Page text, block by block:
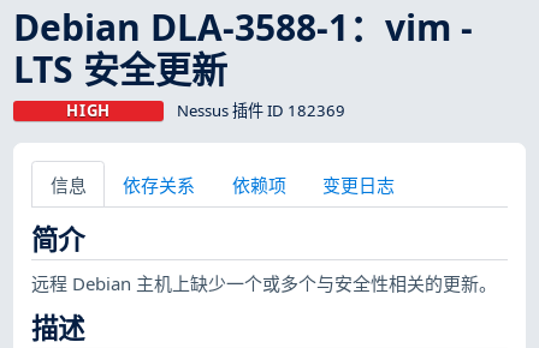
Debian DLA-3588-1：vim -
LTS 安全更新
HIGH Nessus 插件 ID 182369
信息 依存关系 依赖项 变更日志
简介
远程 Debian 主机上缺少一个或多个与安全性相关的更新。
描述